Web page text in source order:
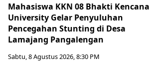
Mahasiswa KKN 08 Bhakti Kencana
University Gelar Penyuluhan
Pencegahan Stunting di Desa
Lamajang Pangalengan
Sabtu, 8 Agustus 2026, 8:30 PM